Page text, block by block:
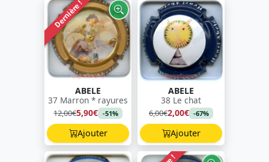
Dernière !
ABELE
37 Marron * rayures
12,00€5,90€ -51%
Ajouter
ABELE
38 Le chat
6,00€2,00€ -67%
Ajouter